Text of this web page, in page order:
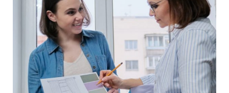
3 טיפים לבחירת וילונות
לסלון
יש לנו חדשות טובות והן, שעיצוב הבית אמנם יצריך
אנרגיה לא מבוטלת, אבל זה יהיה שווה את זה בסוף.